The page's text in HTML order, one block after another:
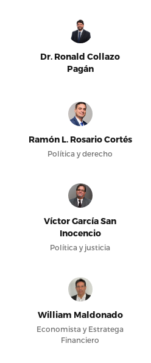
Dr. Ronald Collazo
Pagán
Ramón L. Rosario Cortés
Política y derecho
Víctor García San
Inocencio
Política y justicia
William Maldonado
Economista y Estratega
Financiero